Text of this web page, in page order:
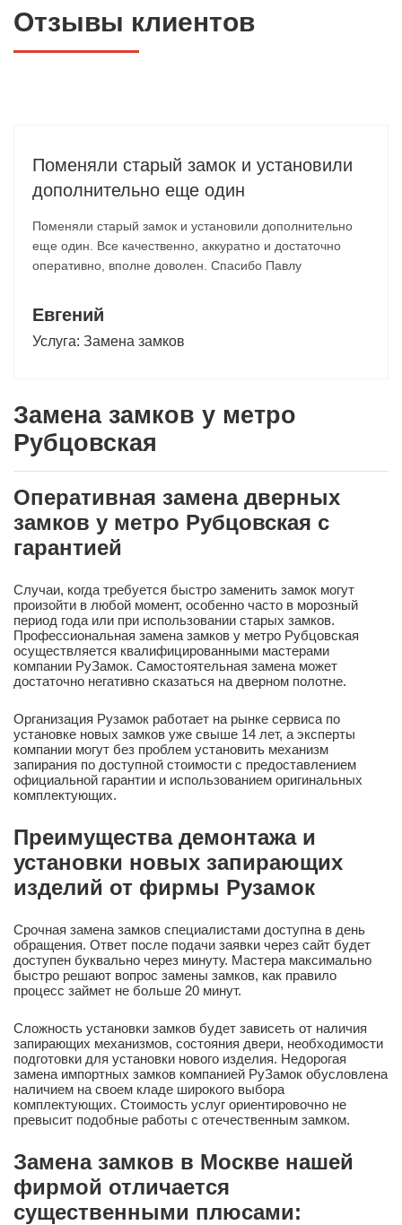
Замена замков у метро
Рубцовская
Оперативная замена дверных
замков у метро Рубцовская с
гарантией
Случаи, когда требуется быстро заменить замок могут
произойти в любой момент, особенно часто в морозный
период года или при использовании старых замков.
Профессиональная замена замков у метро Рубцовская
осуществляется квалифицированными мастерами
компании РуЗамок. Самостоятельная замена может
достаточно негативно сказаться на дверном полотне.
Организация Рузамок работает на рынке сервиса по
установке новых замков уже свыше 14 лет, а эксперты
компании могут без проблем установить механизм
запирания по доступной стоимости с предоставлением
официальной гарантии и использованием оригинальных
комплектующих.
Преимущества демонтажа и
установки новых запирающих
изделий от фирмы Рузамок
Срочная замена замков специалистами доступна в день
обращения. Ответ после подачи заявки через сайт будет
доступен буквально через минуту. Мастера максимально
быстро решают вопрос замены замков, как правило
процесс займет не больше 20 минут.
Сложность установки замков будет зависеть от наличия
запирающих механизмов, состояния двери, необходимости
подготовки для установки нового изделия. Недорогая
замена импортных замков компанией РуЗамок обусловлена
наличием на своем кладе широкого выбора
комплектующих. Стоимость услуг ориентировочно не
превысит подобные работы с отечественным замком.
Замена замков в Москве нашей
фирмой отличается
существенными плюсами:
Отзывы клиентов
Поменяли старый замок и установили
дополнительно еще один
Поменяли старый замок и установили дополнительно
еще один. Все качественно, аккуратно и достаточно
оперативно, вполне доволен. Спасибо Павлу
Евгений
Услуга: Замена замков